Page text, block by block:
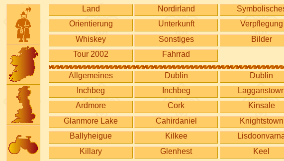
Land Nordirland
Orientierung
Unterkunft Verpflegung
Whiskey
Sonstiges Bilder
Tour 2002
Fahrrad
Allgemeines Dublin Dublin
Inchbeg
Inchbeg
Ardmore
Cork Kinsale
Glanmore Lake
Cahirdaniel Knightstown
Ballyheigue
Kilkee
Killary
Glenhest Keel